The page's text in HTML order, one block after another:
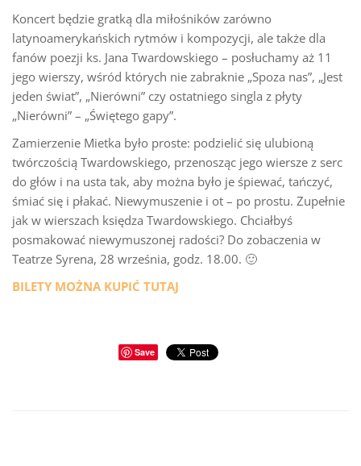
Koncert będzie gratką dla miłośników zarówno
latynoamerykańskich rytmów i kompozycji, ale także dla
fanów poezji ks. Jana Twardowskiego – posłuchamy aż 11
jego wierszy, wśród których nie zabraknie „Spoza nas”, „Jest
jeden świat”, „Nierówni” czy ostatniego singla z płyty
„Nierówni” – „Świętego gapy”.
Zamierzenie Mietka było proste: podzielić się ulubioną
twórczością Twardowskiego, przenosząc jego wiersze z serc
do głów i na usta tak, aby można było je śpiewać, tańczyć,
śmiać się i płakać. Niewymuszenie i ot – po prostu. Zupełnie
jak w wierszach księdza Twardowskiego. Chciałbyś
posmakować niewymuszonej radości? Do zobaczenia w
Teatrze Syrena, 28 września, godz. 18.00. 🙂
BILETY MOŻNA KUPIĆ TUTAJ
Save